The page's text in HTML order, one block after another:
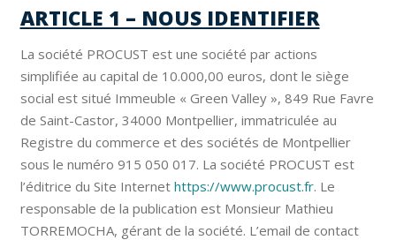
ARTICLE 1 – NOUS IDENTIFIER
La société PROCUST est une société par actions
simplifiée au capital de 10.000,00 euros, dont le siège
social est situé Immeuble « Green Valley », 849 Rue Favre
de Saint-Castor, 34000 Montpellier, immatriculée au
Registre du commerce et des sociétés de Montpellier
sous le numéro 915 050 017. La société PROCUST est
l’éditrice du Site Internethttps://www.procust.fr. Le
responsable de la publication est Monsieur Mathieu
TORREMOCHA, gérant de la société. L’email de contact